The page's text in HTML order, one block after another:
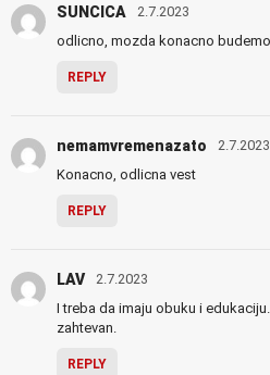
SUNCICA 2.7.2023
odlicno, mozda konacno
REPLY
nemamvremenazato 2.7.2023
Konacno, odlicna vest
REPLY
LAV 2.7.2023
I treba da imaju obuku i
zahtevan.
REPLY